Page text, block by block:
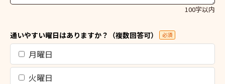
100字以内
通いやすい曜日はありますか？（複数回答可） 必須
月曜日
火曜日